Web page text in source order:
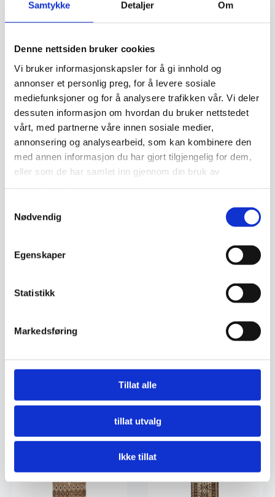
Samtykke Detaljer Om
Denne nettsiden bruker cookies
Vi bruker informasjonskapsler for å gi innhold og
annonser et personlig preg, for å levere sosiale
mediefunksjoner og for å analysere trafikken vår. Vi deler
dessuten informasjon om hvordan du bruker nettstedet
vårt, med partnerne våre innen sosiale medier,
annonsering og analysearbeid, som kan kombinere den
med annen informasjon du har gjort tilgjengelig for dem,
eller som de har samlet inn gjennom din bruk av
Nødvendig
Egenskaper
Statistikk
Markedsføring
Tillat alle
tillat utvalg
Ikke tillat
Kelim teppe
6.390kr
Legg I Handlekurv
Kelim teppe
6.180kr
Legg I Handlekurv
1.530kr
Ekte
5.290kr
Ekte Ekte